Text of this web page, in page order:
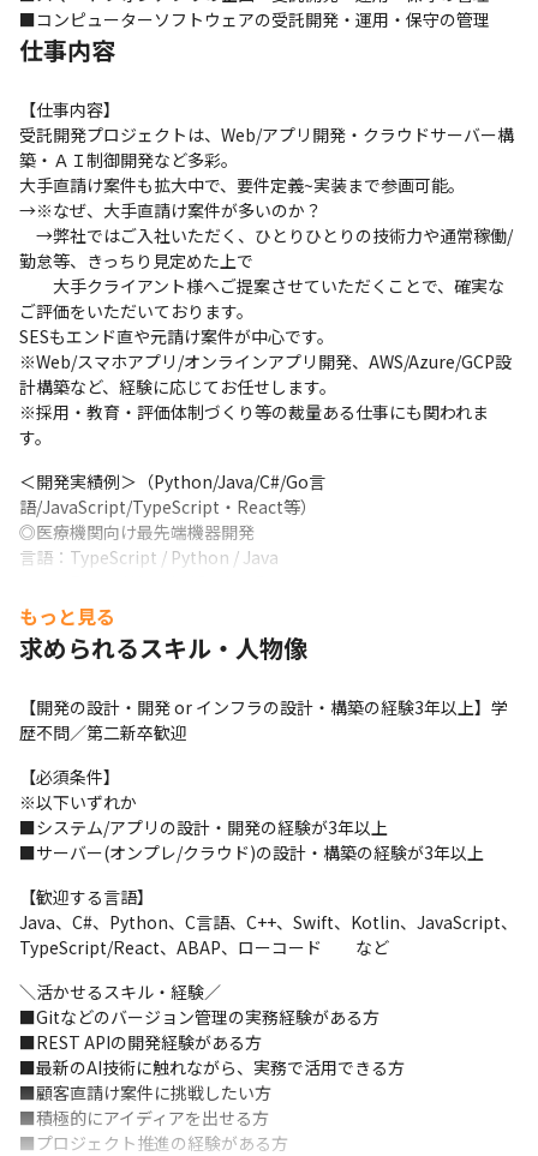
■コンピューターソフトウェアの受託開発・運用・保守の管理
仕事内容
【仕事内容】
受託開発プロジェクトは、Web/アプリ開発・クラウドサーバー構
築・ＡＩ制御開発など多彩。
大手直請け案件も拡大中で、要件定義~実装まで参画可能。
→※なぜ、大手直請け案件が多いのか？
→弊社ではご入社いただく、ひとりひとりの技術力や通常稼働/
勤怠等、きっちり見定めた上で
大手クライアント様へご提案させていただくことで、確実な
ご評価をいただいております。
SESもエンド直や元請け案件が中心です。
※Web/スマホアプリ/オンラインアプリ開発、AWS/Azure/GCP設
計構築など、経験に応じてお任せします。
※採用・教育・評価体制づくり等の裁量ある仕事にも関われま
す。
＜開発実績例＞（Python/Java/C#/Go言
語/JavaScript/TypeScript・React等）
◎医療機関向け最先端機器開発
言語：TypeScript / Python / Java
ＤＢ：PostgreSQL
◎カーシェアリングサービスアプリ開発
ＦＷ：React / Next.js
ＤＢ：PostgreSQL
◎クラブDJ向けリアルタイムデータ基盤開発
言語：Rust / Python
ＤＢ：ClickHouse
◎自動運転システム開発
言語：C / C++ / Python
ＦＷ：TensorFlow / PyTorch
◎ファンクラブ会員サイト開発
言語：TypeScript / Java
ＦＷ：React / Next.js / Spring Boot
ＤＢ：PostgreSQL / MySQL
その他多数
もっと見る
求められるスキル・人物像
【開発の設計・開発 or インフラの設計・構築の経験3年以上】学
歴不問／第二新卒歓迎
【必須条件】
※以下いずれか
■システム/アプリの設計・開発の経験が3年以上
■サーバー(オンプレ/クラウド)の設計・構築の経験が3年以上
【歓迎する言語】
Java、C#、Python、C言語、C++、Swift、Kotlin、JavaScript、
TypeScript/React、ABAP、ローコード　　など
＼活かせるスキル・経験／
■Gitなどのバージョン管理の実務経験がある方
■REST APIの開発経験がある方
■最新のAI技術に触れながら、実務で活用できる方
■顧客直請け案件に挑戦したい方
■積極的にアイディアを出せる方
■プロジェクト推進の経験がある方